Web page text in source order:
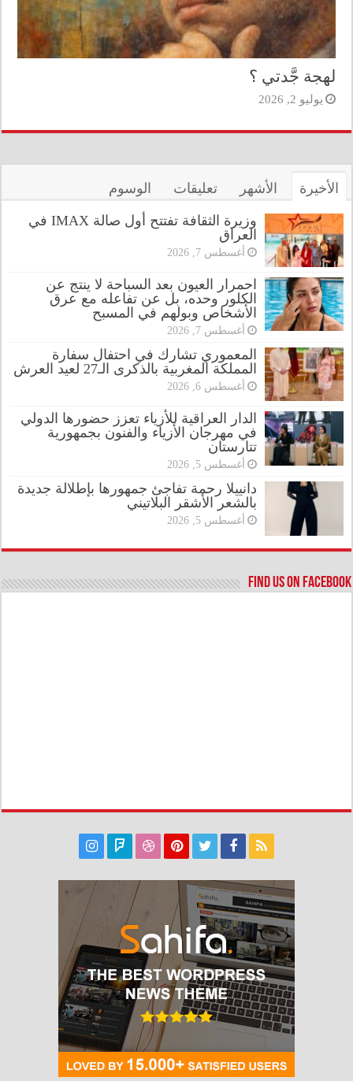
لهجة جَّدتي ؟
يوليو 2, 2026
الأخيرة الأشهر تعليقات الوسوم
وزيرة الثقافة تفتتح أول صالة IMAX في
العراق
أغسطس 7, 2026
احمرار العيون بعد السباحة لا ينتج عن
الكلور وحده، بل عن تفاعله مع عرق
الأشخاص وبولهم في المسبح
أغسطس 7, 2026
المعموري تشارك في احتفال سفارة
المملكة المغربية بالذكرى الـ27 لعيد العرش
أغسطس 6, 2026
الدار العراقية للأزياء تعزز حضورها الدولي
في مهرجان الأزياء والفنون بجمهورية
تتارستان
أغسطس 5, 2026
دانييلا رحمة تفاجئ جمهورها بإطلالة جديدة
بالشعر الأشقر البلاتيني
أغسطس 5, 2026
Find us on Facebook